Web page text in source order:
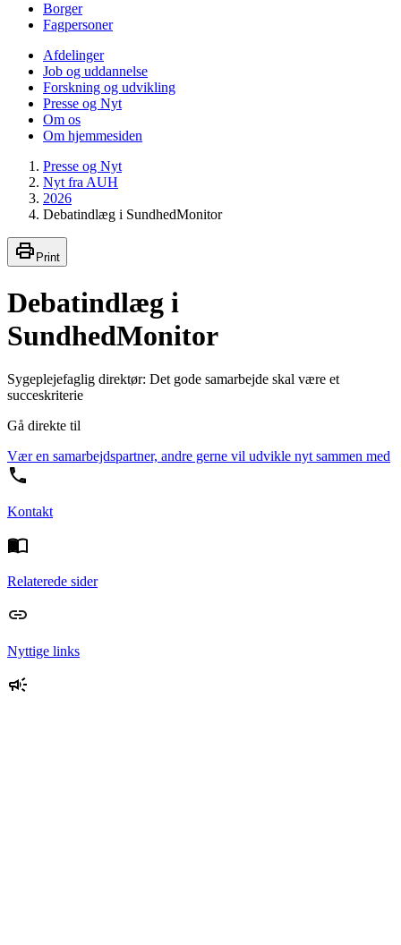
Borger
Fagpersoner
Afdelinger
Job og uddannelse
Forskning og udvikling
Presse og Nyt
Om os
Om hjemmesiden
Presse og Nyt
Nyt fra AUH
2026
Debatindlæg i SundhedMonitor
Print
Debatindlæg i
SundhedMonitor
Sygeplejefaglig direktør: Det gode samarbejde skal være et
succeskriterie
Gå direkte til
Vær en samarbejdspartner, andre gerne vil udvikle nyt sammen med
Kontakt
Relaterede sider
Nyttige links